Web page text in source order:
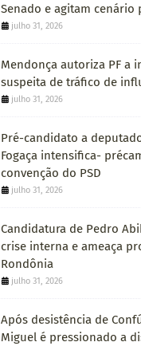
Senado e agitam
julho 31, 2026
Mendonça autoriza PF a
suspeita de tráfico de
julho 31, 2026
Pré-candidato a
Fogaça intensifica-
convenção do PSD
julho 31, 2026
Candidatura de Pedro
crise interna e ameaça
Rondônia
julho 31, 2026
Após desistência de
Miguel é pressionado a